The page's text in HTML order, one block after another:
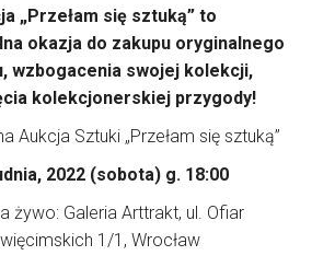
„Przełam się sztuką” to
okazja do zakupu oryginalnego
wzbogacenia swojej kolekcji,
kolekcjonerskiej przygody!
Aukcja Sztuki „Przełam się sztuką”
2022 (sobota) g. 18:00
żywo: Galeria Arttrakt, ul. Ofiar
1/1, Wrocław